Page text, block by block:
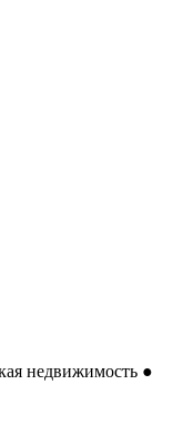
недвижимость ●